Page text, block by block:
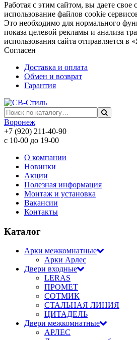
Работая с этим сайтом, вы даете свое
использование файлов cookie
Это необходимо для нормального
показа целевой рекламы и анализа
использования сайта отправляется в
Согласен
Доставка и оплата
Обмен и возврат
Гарантия
Воронеж
+7 (920) 211-40-90
с 10-00 до 19-00
О компании
Новинки
Акции
Полезная информация
Монтаж и установка
Вакансии
Контакты
Каталог
Арки межкомнатные
Арки Арлес
Двери входные
LERAS
ПРОМЕТ
СОТМИК
СТАЛЬНАЯ ЛИНИЯ
ЦИТАДЕЛЬ
Двери межкомнатные
АРЛЕС